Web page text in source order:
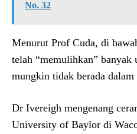
No. 32
Menurut Prof Cuda, di
telah “memulihkan” banyak
mungkin tidak berada
Dr Ivereigh mengenang
University of Baylor di